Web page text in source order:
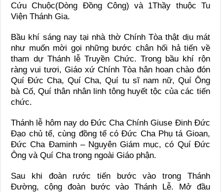
Cứu Chuộc(Dòng Đồng Công) và 1Thầy thuộc Tu
Viện Thánh Gia.
Bầu khí sáng nay tại nhà thờ Chính Tòa thật dịu mát
như muốn mời gọi những bước chân hối hả tiến về
tham dự Thánh lễ Truyền Chức. Trong bầu khí rộn
ràng vui tươi, Giáo xứ Chính Tòa hân hoan chào đón
Quí Đức Cha, Quí Cha, Quí tu sĩ nam nữ, Quí Ông
bà Cố, Quí thân nhân linh tông huyết tộc của các tiến
chức.
Thánh lễ hôm nay do Đức Cha Chính Giuse Đinh Đức
Đạo chủ tế, cùng đồng tế có Đức Cha Phụ tá Gioan,
Đức Cha Đaminh – Nguyên Giám mục, có Quí Đức
Ông và Quí Cha trong ngoài Giáo phận.
Sau khi đoàn rước tiến bước vào trong Thánh
Đường, cộng đoàn bước vào Thánh Lễ. Mở đầu